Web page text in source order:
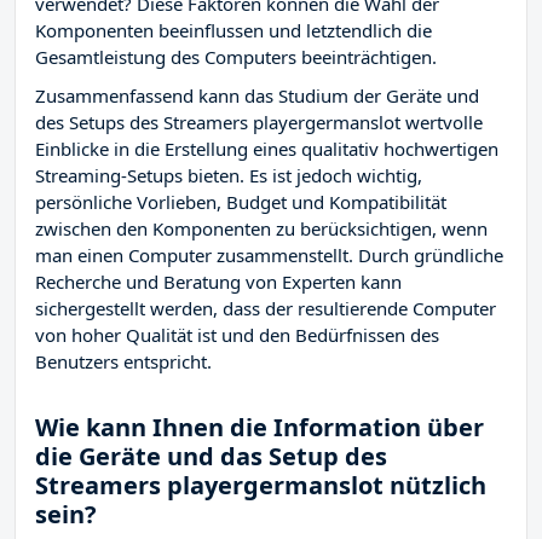
Komponenten beeinflussen und letztendlich die
Gesamtleistung des Computers beeinträchtigen.
Zusammenfassend kann das Studium der Geräte und
des Setups des Streamers playergermanslot wertvolle
Einblicke in die Erstellung eines qualitativ hochwertigen
Streaming-Setups bieten. Es ist jedoch wichtig,
persönliche Vorlieben, Budget und Kompatibilität
zwischen den Komponenten zu berücksichtigen, wenn
man einen Computer zusammenstellt. Durch gründliche
Recherche und Beratung von Experten kann
sichergestellt werden, dass der resultierende Computer
von hoher Qualität ist und den Bedürfnissen des
Benutzers entspricht.
Wie kann Ihnen die Information über
die Geräte und das Setup des
Streamers playergermanslot nützlich
sein?